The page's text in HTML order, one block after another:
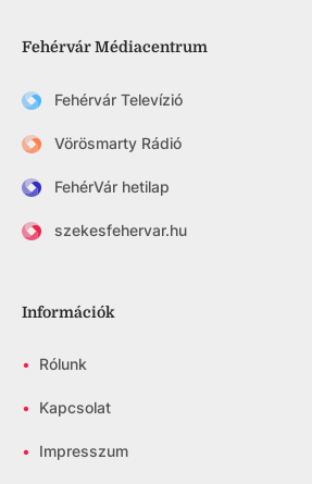
Fehérvár Médiacentrum
Fehérvár Televízió
Vörösmarty Rádió
FehérVár hetilap
szekesfehervar.hu
Információk
• Rólunk
• Kapcsolat
• Impresszum